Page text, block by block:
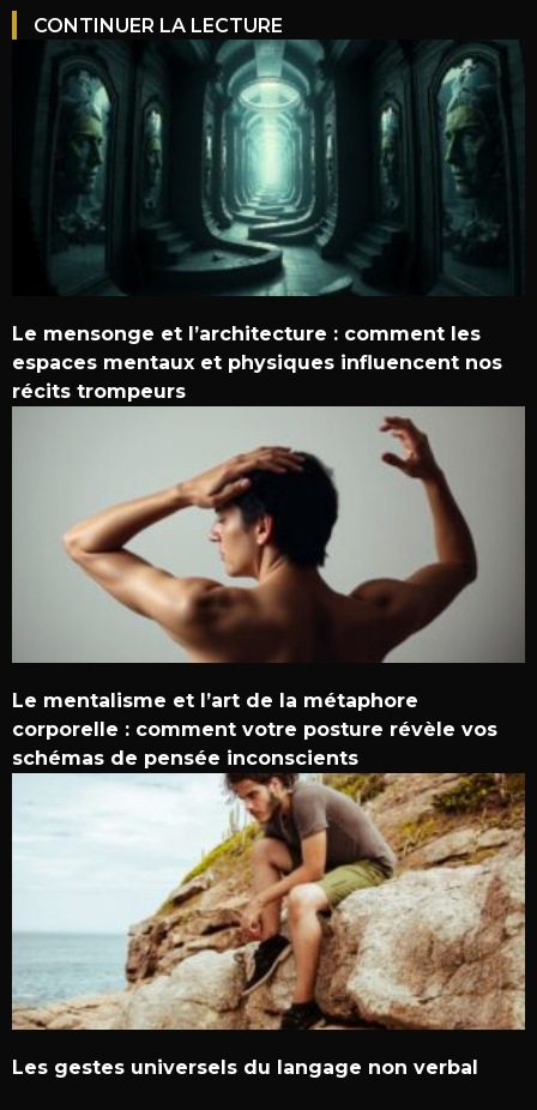
CONTINUER LA LECTURE
Le mensonge et l’architecture : comment les
espaces mentaux et physiques influencent nos
récits trompeurs
Le mentalisme et l’art de la métaphore
corporelle : comment votre posture révèle vos
schémas de pensée inconscients
Les gestes universels du langage non verbal